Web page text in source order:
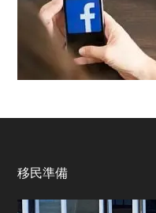
Footer
移民準備